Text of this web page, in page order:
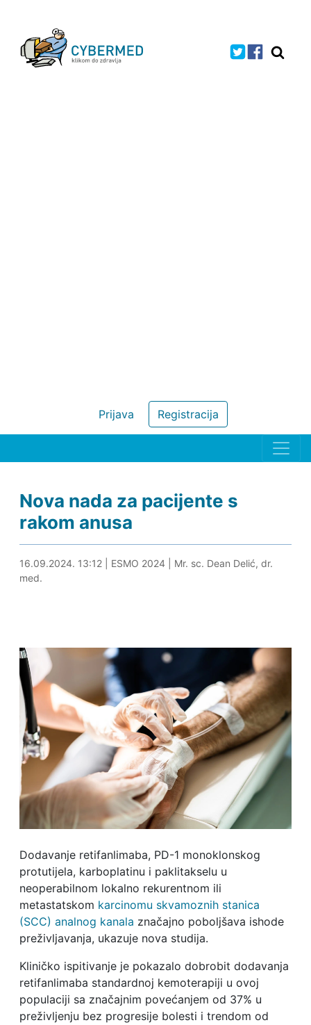
Registracija
Prijava
Nova nada za pacijente s
rakom anusa
16.09.2024. 13:28
16.09.2024. 13:12| ESMO 2024| Mr. sc. Dean Delić, dr.
med.
Dodavanje retifanlimaba, PD-1 monoklonskog
protutijela, karboplatinu i paklitakselu u
neoperabilnom lokalno rekurentnom ili
metastatskom karcinomu skvamoznih stanica
(SCC) analnog kanala značajno poboljšava ishode
preživljavanja, ukazuje nova studija.
Kliničko ispitivanje je pokazalo dobrobit dodavanja
retifanlimaba standardnoj kemoterapiji u ovoj
populaciji sa značajnim povećanjem od 37% u
preživljenju bez progresije bolesti i trendom od